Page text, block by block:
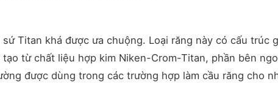
Titan khá được ưa chuộng. Loại răng này có cấu trúc
từ chất liệu hợp kim Niken-Crom-Titan, phần bên
được dùng trong các trường hợp làm cầu răng cho